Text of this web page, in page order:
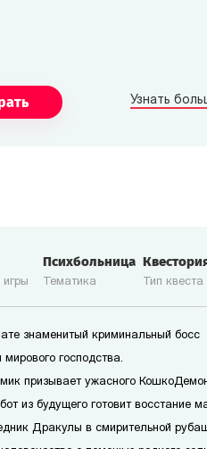
Узнать
игры Тематика
Психбольница
Тип квеста
знаменитый криминальный босс
господства.
призывает ужасного
из будущего готовит восстание
Дракулы в смирительной